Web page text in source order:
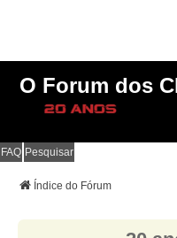
O Forum dos
FAQ Pesquisar
Índice do Fórum